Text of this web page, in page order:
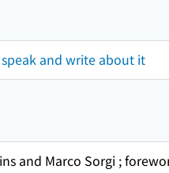
and write about it
and Marco Sorgi ;